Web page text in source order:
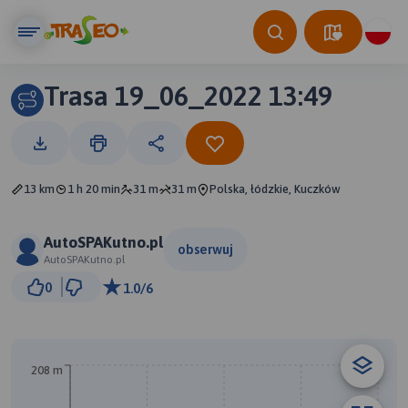
Trasa 19_06_2022 13:49
13 km 1 h 20 min 31 m 31 m Polska, łódzkie, Kuczków
AutoSPAKutno.pl
AutoSPAKutno.pl
obserwuj
0 1.0/6
208 m